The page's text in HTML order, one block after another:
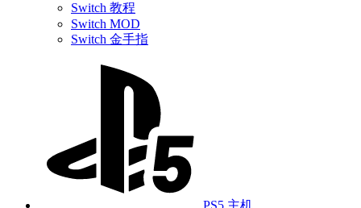
Switch 教程
Switch MOD
Switch 金手指